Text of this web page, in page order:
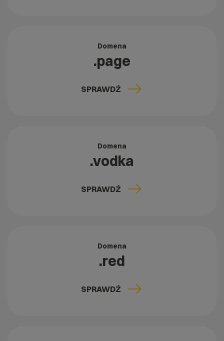
Domena
.page
SPRAWDŹ
Domena
.vodka
SPRAWDŹ
Domena
.red
SPRAWDŹ